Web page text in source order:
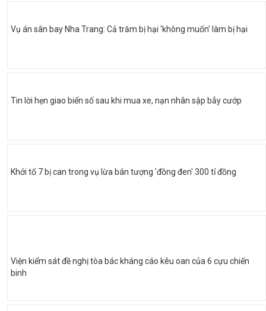
Vụ án sân bay Nha Trang: Cả trăm bị hại 'không muốn' làm bị hại
Tin lời hẹn giao biển số sau khi mua xe, nạn nhân sập bẫy cướp
Khởi tố 7 bị can trong vụ lừa bán tượng 'đồng đen' 300 tỉ đồng
Viện kiểm sát đề nghị tòa bác kháng cáo kêu oan của 6 cựu chiến
binh